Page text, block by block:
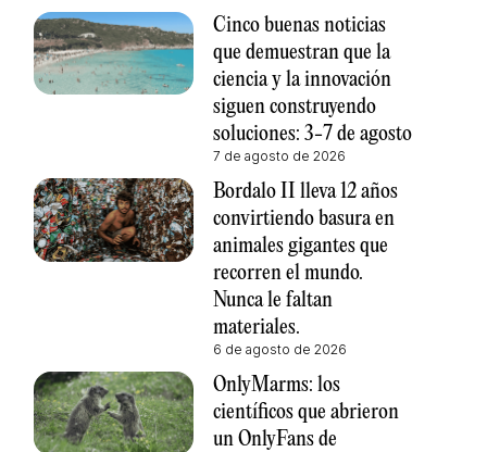
Cinco buenas noticias
que demuestran que la
ciencia y la innovación
siguen construyendo
soluciones: 3-7 de agosto
7 de agosto de 2026
Bordalo II lleva 12 años
convirtiendo basura en
animales gigantes que
recorren el mundo.
Nunca le faltan
materiales.
6 de agosto de 2026
OnlyMarms: los
científicos que abrieron
un OnlyFans de